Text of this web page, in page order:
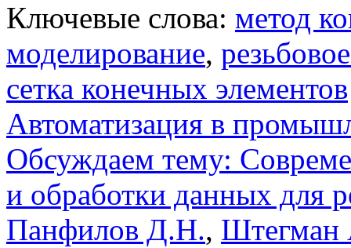
Ключевые слова: метод
моделирование,
сетка конечных элементов
Автоматизация в
Обсуждаем тему:
и обработки данных для
Панфилов Д.Н.,